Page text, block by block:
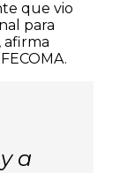
que vio
para
afirma
a